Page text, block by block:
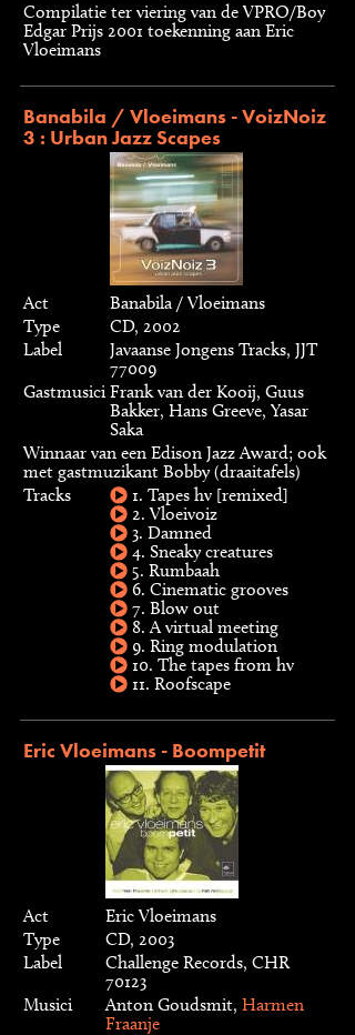
Compilatie ter viering van de VPRO/Boy
Edgar Prijs 2001 toekenning aan Eric
Vloeimans
Banabila / Vloeimans - VoizNoiz
3 : Urban Jazz Scapes
Act
Banabila / Vloeimans
Type
CD, 2002
Label
Javaanse Jongens Tracks, JJT
77009
Gastmusici Frank van der Kooij, Guus
Bakker, Hans Greeve, Yasar
Saka
Winnaar van een Edison Jazz Award; ook
met gastmuzikant Bobby (draaitafels)
Tracks
1. Tapes hv [remixed]
2. Vloeivoiz
3. Damned
4. Sneaky creatures
5. Rumbaah
6. Cinematic grooves
7. Blow out
8. A virtual meeting
9. Ring modulation
10. The tapes from hv
11. Roofscape
Eric Vloeimans - Boompetit
Act
Eric Vloeimans
Type
CD, 2003
Label
Challenge Records, CHR
70123
Musici
Anton Goudsmit, Harmen
Fraanje